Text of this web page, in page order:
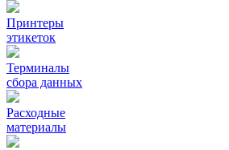
Принтеры
этикеток
Терминалы
сбора данных
Расходные
материалы